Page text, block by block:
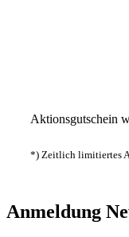
Aktionsgutschein
*) Zeitlich limitiertes
Anmeldung